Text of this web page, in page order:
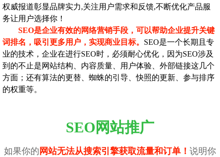
权威报道彰显品牌实力,关注用户需求和反馈,不断优化产品服
务让用户选择你！
SEO是企业有效的网络营销手段，可以帮助企业提升关键
词排名，吸引更多用户，实现商业目标。 SEO是一个长期且专
业的技术，企业在进行SEO时，必须耐心优化，因为SEO涉及
到的不止是网站结构、内容质量、用户体验、外部链接这几个
方面；还有算法的更替、蜘蛛的引导、快照的更新、参与排序
的权重等。
SEO网站推广
如果你的 网站无法从搜索引擎获取流量和订单！ 说明你